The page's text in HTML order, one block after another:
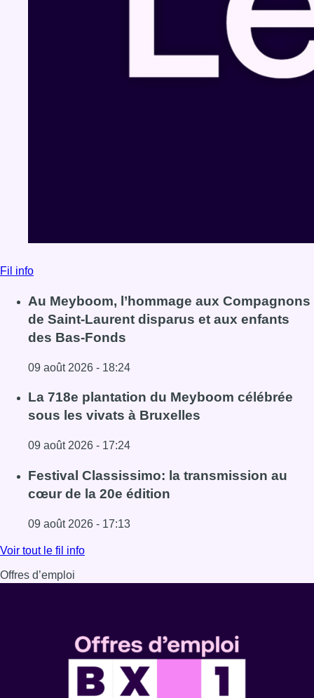
Fil info
Au Meyboom, l’hommage aux Compagnons
de Saint-Laurent disparus et aux enfants
des Bas-Fonds
09 août 2026 - 18:24
Lire l'article Au Meyboom, l’hommage aux
La 718e plantation du Meyboom célébrée
sous les vivats à Bruxelles
09 août 2026 - 17:24
Lire l'article La 718e plantation du Meyboom célébrée
Festival Classissimo: la transmission au
cœur de la 20e édition
09 août 2026 - 17:13
Lire l'article Festival Classissimo: la transmission au
Voir tout le fil info
Offres d’emploi